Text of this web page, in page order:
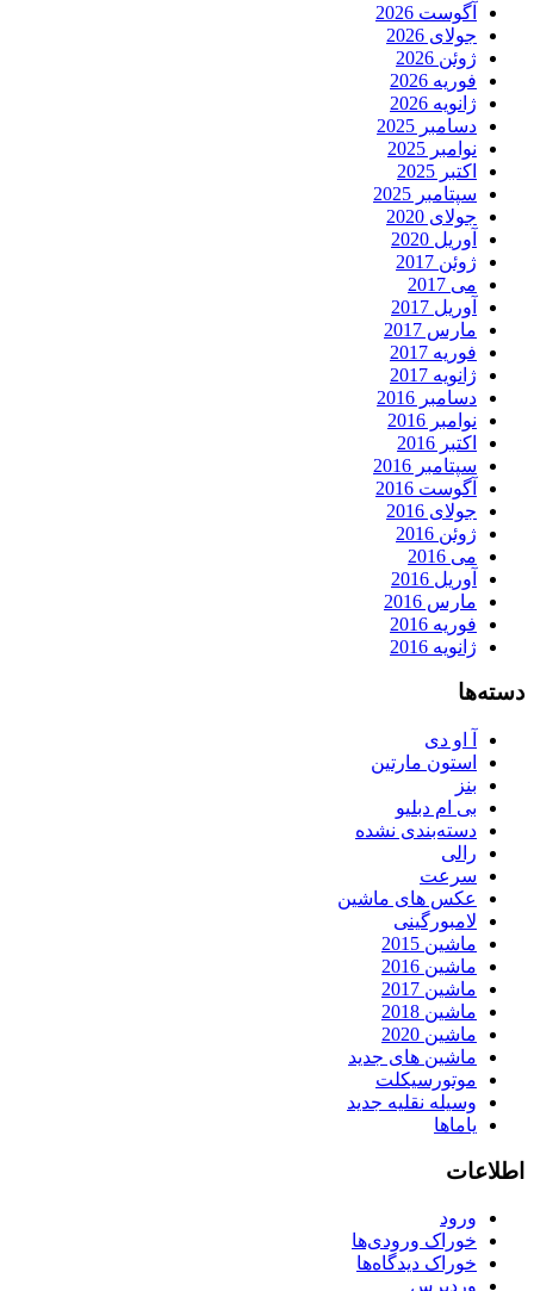
آگوست 2026
جولای 2026
ژوئن 2026
فوریه 2026
ژانویه 2026
دسامبر 2025
نوامبر 2025
اکتبر 2025
سپتامبر 2025
جولای 2020
آوریل 2020
ژوئن 2017
می 2017
آوریل 2017
مارس 2017
فوریه 2017
ژانویه 2017
دسامبر 2016
نوامبر 2016
اکتبر 2016
سپتامبر 2016
آگوست 2016
جولای 2016
ژوئن 2016
می 2016
آوریل 2016
مارس 2016
فوریه 2016
ژانویه 2016
دسته‌ها
آ او دی
استون مارتین
بنز
بی ام دبلیو
دسته‌بندی نشده
رالی
سرعت
عکس های ماشین
لامبورگینی
ماشین 2015
ماشین 2016
ماشین 2017
ماشین 2018
ماشین 2020
ماشین های جدید
موتورسیکلت
وسیله نقلیه جدید
یاماها
اطلاعات
ورود
خوراک ورودی‌ها
خوراک دیدگاه‌ها
وردپرس